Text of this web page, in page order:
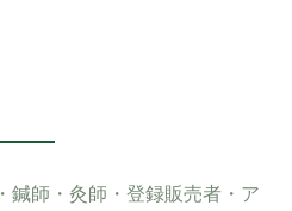
・鍼師・灸師・登録販売者・ア